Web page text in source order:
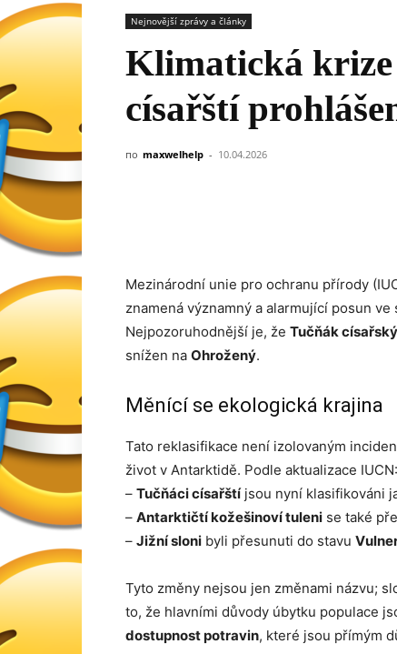
Nejnovější zprávy a články
Klimatická
císařští
по maxwelhelp - 10.04.2026
Mezinárodní unie pro ochranu přírody
znamená významný a alarmující posun
Nejpozoruhodnější je, že Tučňák císařský
snížen na Ohrožený.
Měnící se ekologická krajina
Tato reklasifikace není izolovaným
život v Antarktidě. Podle aktualizace IUCN:
– Tučňáci císařštíjsou nyní klasifikováni
– Antarktičtí kožešinoví tuleni se také
– Jižní sloni byli přesunuti do stavu
Tyto změny nejsou jen změnami názvu;
to, že hlavními důvody úbytku populace
dostupnost potravin, které jsou přímým